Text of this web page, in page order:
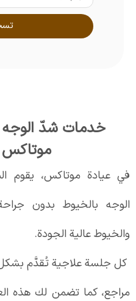
خدمات شدّ الوجه
موتاكس
في عيادة موتاكس، يقوم
الوجه بالخيوط بدون
والخيوط عالية الجودة.
كل جلسة علاجية تُقدَّم
مراجع، كما تضمن لك هذه